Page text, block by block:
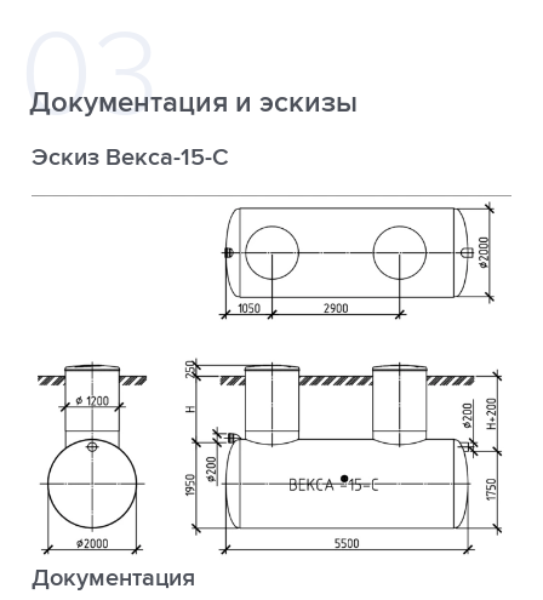
Документация и эскизы
Эскиз Векса-15-С
Документация